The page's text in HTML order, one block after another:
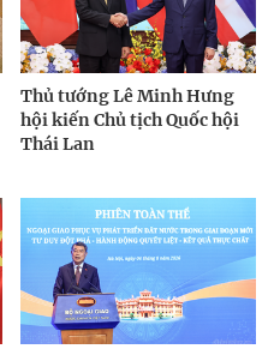
Thủ tướng Lê Minh Hưng
hội kiến Chủ tịch Quốc hội
Thái Lan